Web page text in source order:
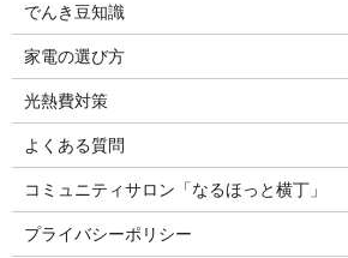
でんき豆知識
家電の選び方
光熱費対策
よくある質問
コミュニティサロン「なるほっと横丁」
プライバシーポリシー